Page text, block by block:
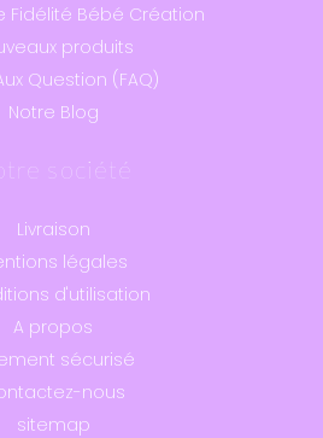
Fidélité Bébé Création
produits
Question (FAQ)
Notre Blog
société
Livraison
légales
d'utilisation
A propos
sécurisé
nous
sitemap